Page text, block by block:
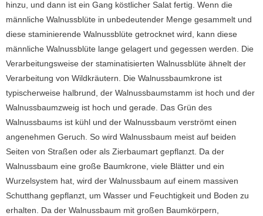
hinzu, und dann ist ein Gang köstlicher Salat fertig. Wenn die
männliche Walnussblüte in unbedeutender Menge gesammelt und
diese staminierende Walnussblüte getrocknet wird, kann diese
männliche Walnussblüte lange gelagert und gegessen werden. Die
Verarbeitungsweise der staminatisierten Walnussblüte ähnelt der
Verarbeitung von Wildkräutern. Die Walnussbaumkrone ist
typischerweise halbrund, der Walnussbaumstamm ist hoch und der
Walnussbaumzweig ist hoch und gerade. Das Grün des
Walnussbaums ist kühl und der Walnussbaum verströmt einen
angenehmen Geruch. So wird Walnussbaum meist auf beiden
Seiten von Straßen oder als Zierbaumart gepflanzt. Da der
Walnussbaum eine große Baumkrone, viele Blätter und ein
Wurzelsystem hat, wird der Walnussbaum auf einem massiven
Schutthang gepflanzt, um Wasser und Feuchtigkeit und Boden zu
erhalten. Da der Walnussbaum mit großen Baumkörpern,